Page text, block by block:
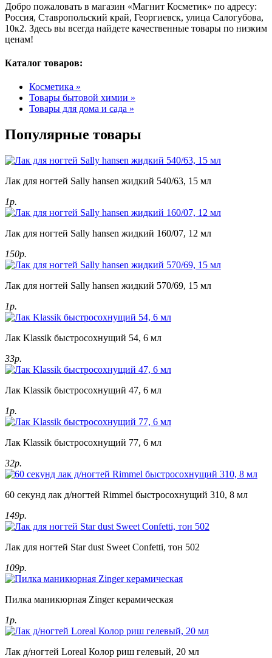
Добро пожаловать в магазин «Магнит Косметик» по адресу:
Россия, Ставропольский край, Георгиевск, улица Салогубова,
10к2. Здесь вы всегда найдете качественные товары по низким
ценам!
Каталог товаров:
Косметика »
Товары бытовой химии »
Товары для дома и сада »
Популярные товары
Лак для ногтей Sally hansen жидкий 540/63, 15 мл
1р.
Лак для ногтей Sally hansen жидкий 160/07, 12 мл
150р.
Лак для ногтей Sally hansen жидкий 570/69, 15 мл
1р.
Лак Klassik быстросохнущий 54, 6 мл
33р.
Лак Klassik быстросохнущий 47, 6 мл
1р.
Лак Klassik быстросохнущий 77, 6 мл
32р.
60 секунд лак д/ногтей Rimmel быстросохнущий 310, 8 мл
149р.
Лак для ногтей Star dust Sweet Confetti, тон 502
109р.
Пилка маникюрная Zinger керамическая
1р.
Лак д/ногтей Loreal Колор риш гелевый, 20 мл